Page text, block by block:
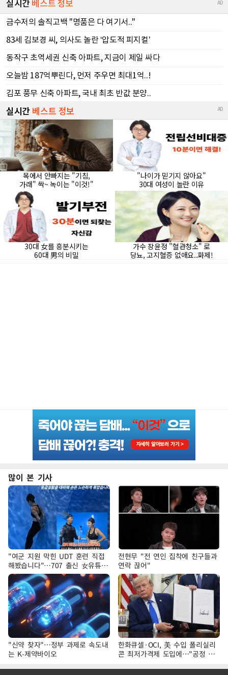
많이 본 기사
"여군 지원 막힌 UDT 훈련 직접
해봤습니다"…707 출신 女유튜버
'완벽 소화'
전현무 "전 연인 집착에 친구들과
연락 끊어"
"신약 찾자"…정부 과제로 속도내
는 K-제약바이오
한화큐셀·OCI, 美 수입 폴리실리
콘 최저가격제 도입에…"공정 경
쟁·수익성 개선 환영"